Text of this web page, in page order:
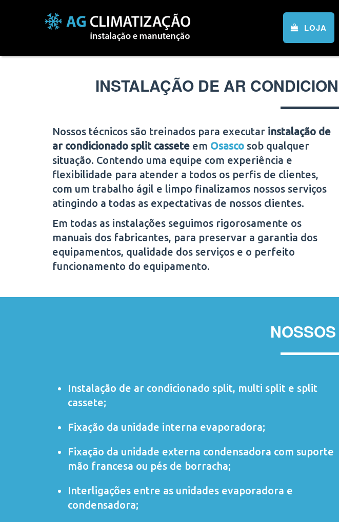
LOJA
INSTALAÇÃO DE AR
Nossos técnicos são treinados para executar instalação de
ar condicionado split cassete em Osasco sob qualquer
situação. Contendo uma equipe com experiência e
flexibilidade para atender a todos os perfis de clientes,
com um trabalho ágil e limpo finalizamos nossos serviços
atingindo a todas as expectativas de nossos clientes.
Em todas as instalações seguimos rigorosamente os
manuais dos fabricantes, para preservar a garantia dos
equipamentos, qualidade dos serviços e o perfeito
funcionamento do equipamento.
Instalação de ar condicionado split, multi split e split
cassete;
Fixação da unidade interna evaporadora;
Fixação da unidade externa condensadora com suporte
mão francesa ou pés de borracha;
Interligações entre as unidades evaporadora e
condensadora;